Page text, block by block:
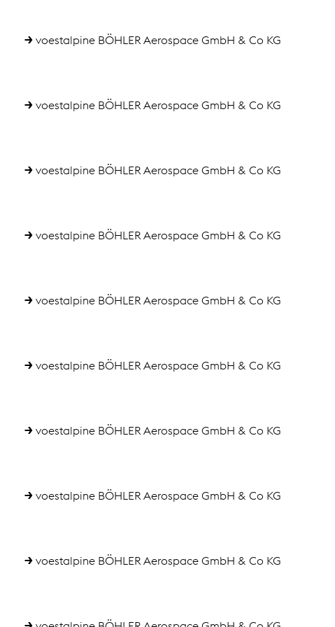
voestalpine BÖHLER Aerospace GmbH & Co KG
voestalpine BÖHLER Aerospace GmbH & Co KG
voestalpine BÖHLER Aerospace GmbH & Co KG
voestalpine BÖHLER Aerospace GmbH & Co KG
voestalpine BÖHLER Aerospace GmbH & Co KG
voestalpine BÖHLER Aerospace GmbH & Co KG
voestalpine BÖHLER Aerospace GmbH & Co KG
voestalpine BÖHLER Aerospace GmbH & Co KG
voestalpine BÖHLER Aerospace GmbH & Co KG